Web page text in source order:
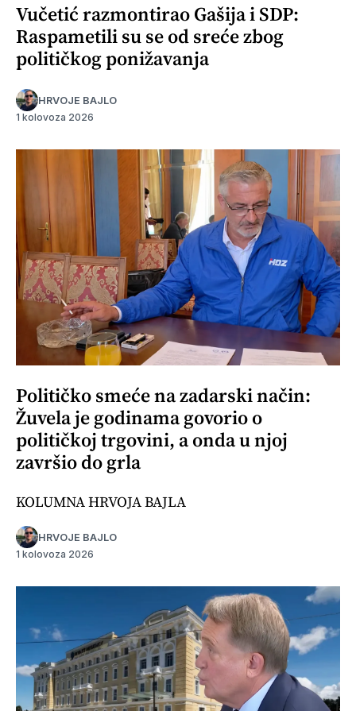
Vučetić razmontirao Gašija i SDP:
Raspametili su se od sreće zbog
političkog ponižavanja
HRVOJE BAJLO
1 kolovoza 2026
Političko smeće na zadarski način:
Žuvela je godinama govorio o
političkoj trgovini, a onda u njoj
završio do grla
KOLUMNA HRVOJA BAJLA
HRVOJE BAJLO
1 kolovoza 2026